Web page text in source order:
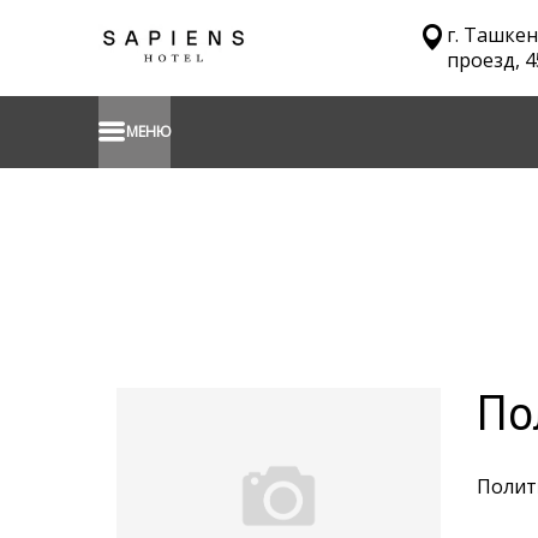
г.
проезд,
МЕНЮ